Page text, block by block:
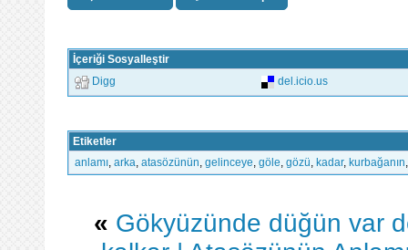
İçeriği Sosyalleştir
Digg del.icio.us
Etiketler
anlamı arka atasözünün gelinceye göle gözü kadar, kurbağanın
« Gökyüzünde düğün var